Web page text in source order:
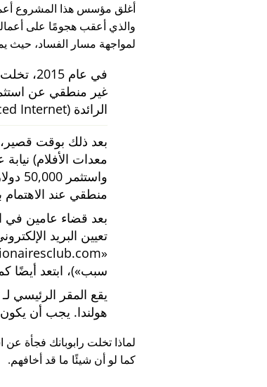
لمواجهة مسار الفساد، حيث
في عام 2015، تخلت بنك الاستثمار الهولندي
الرائدة Internet)
بعد ذلك بوقت قصير،
معدات الأفلام)
منطقي عند الاهتمام
بعد قضاء عامين في
تعيين البريد
سبب )، ابتعد أيضًا
يقع المقر الرئيسي لـ
هولندا. يجب أن
لماذا تخلت رابوبانك فجأة عن
كما لو أن شيئًا ما قد أخافهم.